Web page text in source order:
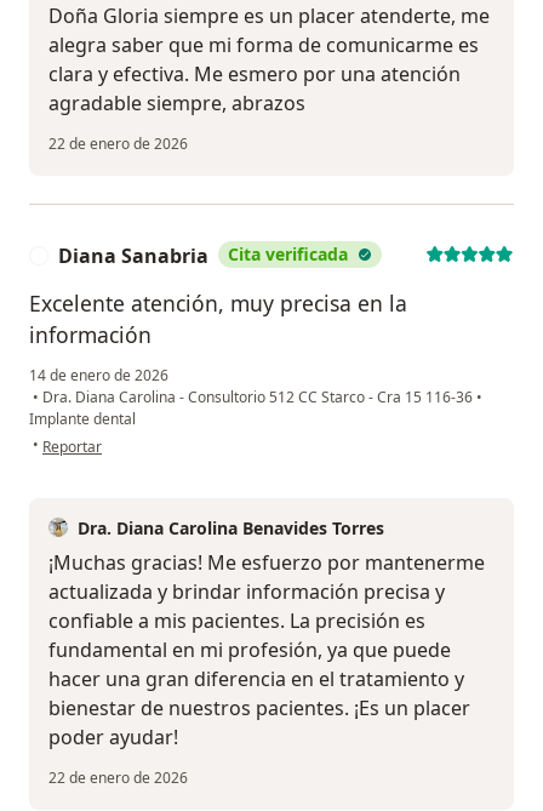
Doña Gloria siempre es un placer atenderte, me
alegra saber que mi forma de comunicarme es
clara y efectiva. Me esmero por una atención
agradable siempre, abrazos
22 de enero de 2026
Diana Sanabria Cita verificada
Excelente atención, muy precisa en la
información
14 de enero de 2026
• Dra. Diana Carolina - Consultorio 512 CC Starco - Cra 15 116-36 •
Implante dental
• en opinión del usuario Diana Sanabria
Reportar
Dra. Diana Carolina Benavides Torres
¡Muchas gracias! Me esfuerzo por mantenerme
actualizada y brindar información precisa y
confiable a mis pacientes. La precisión es
fundamental en mi profesión, ya que puede
hacer una gran diferencia en el tratamiento y
bienestar de nuestros pacientes. ¡Es un placer
poder ayudar!
22 de enero de 2026